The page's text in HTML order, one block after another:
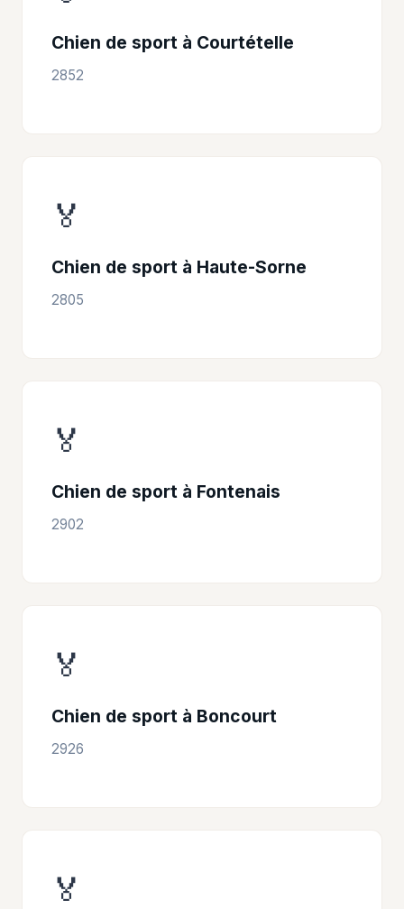
Chien de sport à Courtételle
2852
🏅
Chien de sport à Haute-Sorne
2805
🏅
Chien de sport à Fontenais
2902
🏅
Chien de sport à Boncourt
2926
🏅